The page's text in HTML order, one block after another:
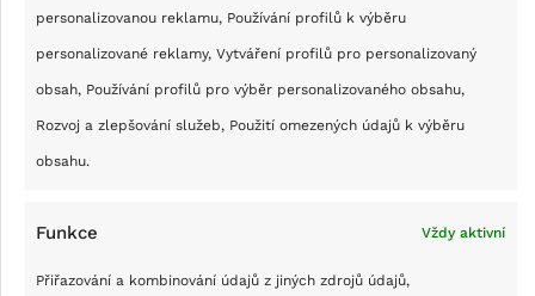
personalizovanou reklamu, Používání profilů k výběru
personalizované reklamy, Vytváření profilů pro personalizovaný
obsah, Používání profilů pro výběr personalizovaného obsahu,
Rozvoj a zlepšování služeb, Použití omezených údajů k výběru
obsahu.
Funkce Vždy aktivní
Přiřazování a kombinování údajů z jiných zdrojů údajů,
NOVINKY
Kalkulačka TI-84 Evo je novou